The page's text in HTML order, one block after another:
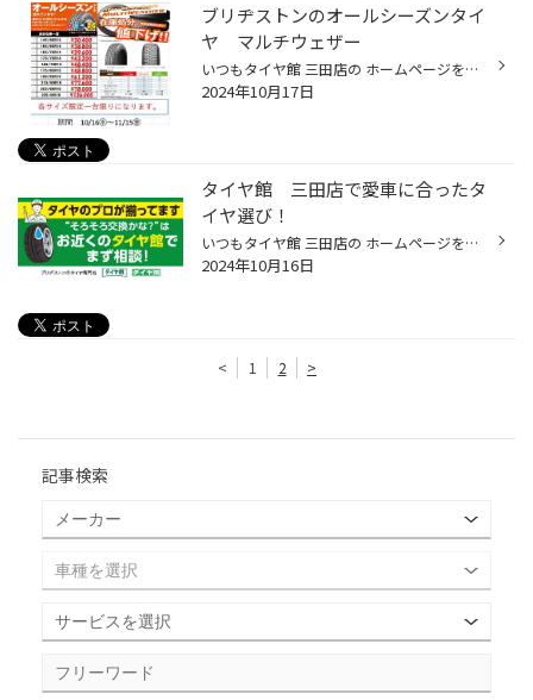
ブリヂストンのオールシーズンタイ
ヤ マルチウェザー
いつもタイヤ館 三田店の ホームページをご覧いただき 誠にありがとうございます！ ブリヂストンの新オールシーズンタイヤ マルチウェザー2発売に伴い 旧モデルとなる マルチウェザーがお求めやすくなっております！ タイヤ館 三田店 タイヤ作業工賃(税込) 在庫のお問い合わせは お気軽にお問合せ下...
2024年10月17日
タイヤ館 三田店で愛車に合ったタ
イヤ選び！
いつもタイヤ館 三田店の ホームページをご覧いただき 誠にありがとうございます！ タイヤ館 三田店では ブリヂストンのタイヤラインナップの中から 愛車に合ったタイヤをお選びいただけます！ お求めやすいタイヤからも 選択できます！ 毎週火曜日が定休日にはなりますが メール相談やWEBでのご予...
2024年10月16日
< 1 2 >
記事検索